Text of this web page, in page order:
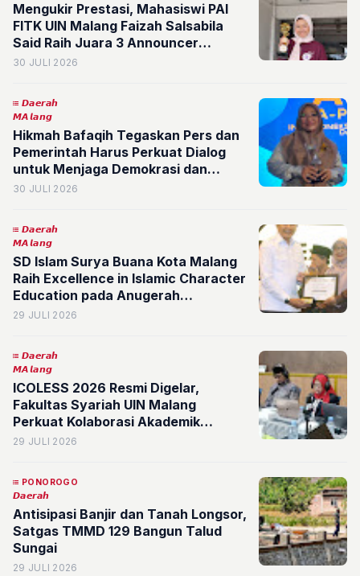
Mengukir Prestasi, Mahasiswi PAI
FITK UIN Malang Faizah Salsabila
Said Raih Juara 3 Announcer
Competition Festival Retorika 2026
30 JULI 2026
𝘿𝙖𝙚𝙧𝙖𝙝
𝙈𝘼𝙡𝙖𝙣𝙜
Hikmah Bafaqih Tegaskan Pers dan
Pemerintah Harus Perkuat Dialog
untuk Menjaga Demokrasi dan
Persatuan Bangsa
30 JULI 2026
𝘿𝙖𝙚𝙧𝙖𝙝
𝙈𝘼𝙡𝙖𝙣𝙜
SD Islam Surya Buana Kota Malang
Raih Excellence in Islamic Character
Education pada Anugerah
Pendidikan 2026
29 JULI 2026
𝘿𝙖𝙚𝙧𝙖𝙝
𝙈𝘼𝙡𝙖𝙣𝙜
ICOLESS 2026 Resmi Digelar,
Fakultas Syariah UIN Malang
Perkuat Kolaborasi Akademik
Internasional
29 JULI 2026
PONOROGO
𝘿𝙖𝙚𝙧𝙖𝙝
Antisipasi Banjir dan Tanah Longsor,
Satgas TMMD 129 Bangun Talud
Sungai
29 JULI 2026